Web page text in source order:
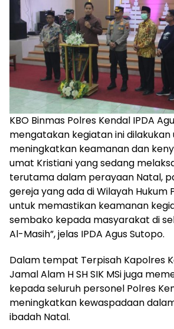
KBO Binmas Polres Kendal IPDA
mengatakan kegiatan ini dilakukan
meningkatkan keamanan dan
umat Kristiani yang sedang
terutama dalam perayaan Natal,
gereja yang ada di Wilayah Hukum
untuk memastikan keamanan
sembako kepada masyarakat di
Al-Masih”, jelas IPDA Agus Sutopo.
Dalam tempat Terpisah Kapolres
Jamal Alam H SH SIK MSi juga
kepada seluruh personel Polres
meningkatkan kewaspadaan
ibadah Natal.